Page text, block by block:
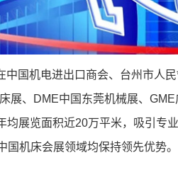
国机电进出口商会、台州市人民
展、DME中国东莞机械展、
展览面积近20万平米，吸引专业
机床会展领域均保持领先优势。